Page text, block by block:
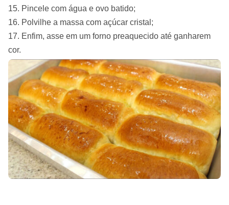
Pincele com água e ovo batido;
Polvilhe a massa com açúcar cristal;
Enfim, asse em um forno preaquecido até ganharem
cor.